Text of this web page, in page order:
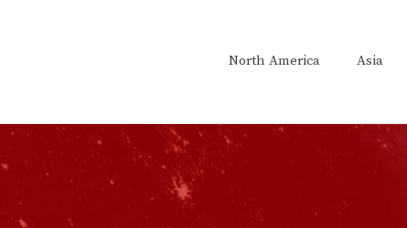
North America Asia